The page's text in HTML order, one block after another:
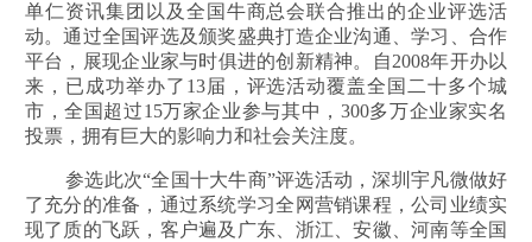
单仁资讯集团以及全国牛商总会联合推出的企业评选活
动。通过全国评选及颁奖盛典打造企业沟通、学习、合作
平台，展现企业家与时俱进的创新精神。自2008年开办以
来，已成功举办了13届，评选活动覆盖全国二十多个城
市，全国超过15万家企业参与其中，300多万企业家实名
投票，拥有巨大的影响力和社会关注度。
参选此次“全国十大牛商”评选活动，深圳宇凡微做好
了充分的准备，通过系统学习全网营销课程，公司业绩实
现了质的飞跃，客户遍及广东、浙江、安徽、河南等全国